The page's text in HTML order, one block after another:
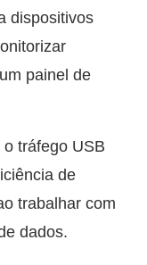
dispositivos
painel de
o tráfego USB
de
trabalhar com
dados.